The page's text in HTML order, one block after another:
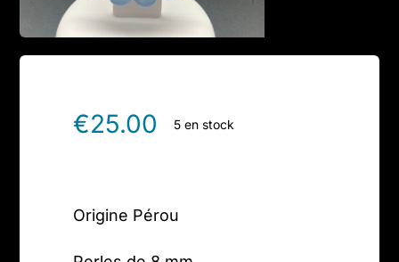
€25.00 5 en stock
Origine Pérou